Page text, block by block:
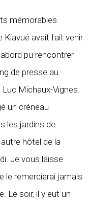
mémorables
Kiavué avait fait venir
pu rencontrer
de presse au
Luc Michaux-Vignes.
un créneau
les jardins de
hôtel de la
Je vous laisse
le remercierai jamais
Le soir, il y eut un